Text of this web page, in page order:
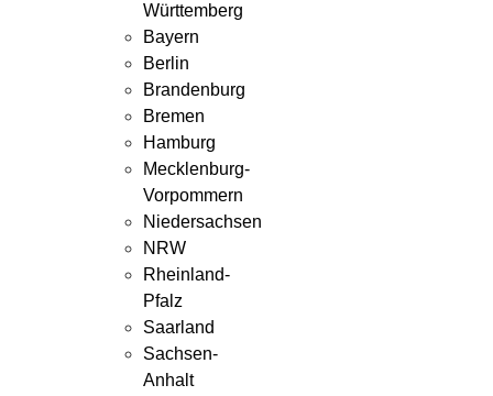
Württemberg
Bayern
Berlin
Brandenburg
Bremen
Hamburg
Mecklenburg-
Vorpommern
Niedersachsen
NRW
Rheinland-
Pfalz
Saarland
Sachsen-
Anhalt